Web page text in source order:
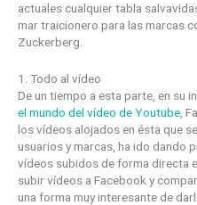
actuales cualquier tabla
mar traicionero para las marcas
Zuckerberg.
1. Todo al vídeo
De un tiempo a esta parte, en su
el mundo del vídeo de Youtube ,
los vídeos alojados en ésta que
usuarios y marcas, ha ido dando
vídeos subidos de forma directa
subir vídeos a Facebook y
una forma muy interesante de